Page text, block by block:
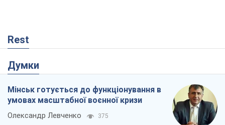
Rest
Думки
Мінськ готується до функціонування в
умовах масштабної воєнної кризи
Олександр Левченко 375